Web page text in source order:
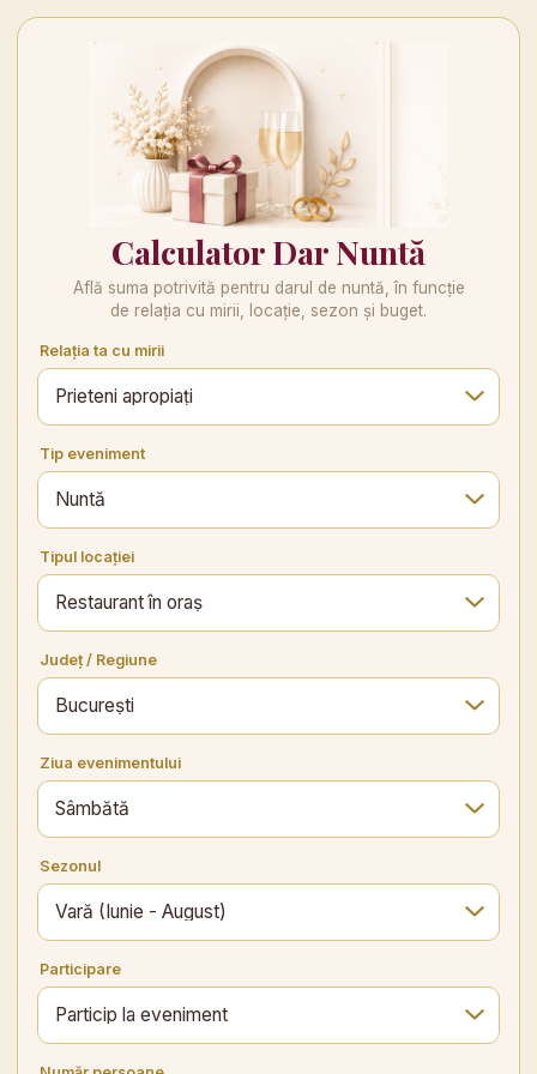
Calculator Dar Nuntă
Află suma potrivită pentru darul de nuntă, în funcție
de relația cu mirii, locație, sezon și buget.
Relația ta cu mirii
Tip eveniment
Tipul locației
Județ / Regiune
Ziua evenimentului
Sezonul
Participare